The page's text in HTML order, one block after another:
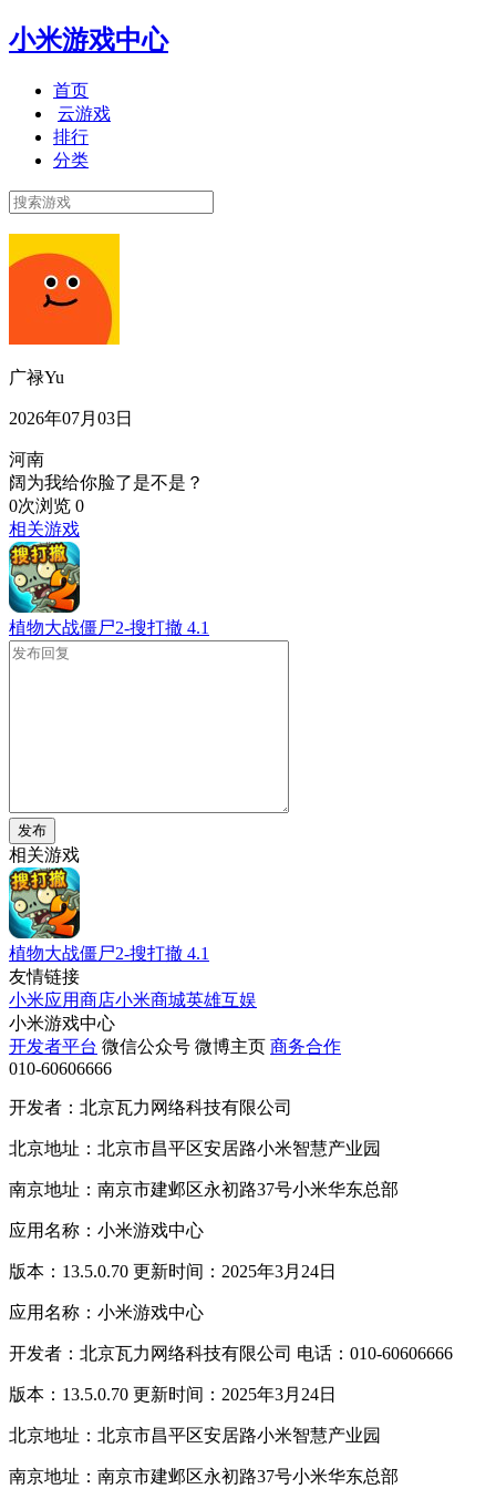
小米游戏中心
首页
云游戏
排行
分类
广禄Yu
2026年07月03日
河南
阔为我给你脸了是不是？
0次浏览 0
相关游戏
植物大战僵尸2-搜打撤 4.1
发布
相关游戏
植物大战僵尸2-搜打撤 4.1
友情链接
小米应用商店小米商城英雄互娱
小米游戏中心
开发者平台 微信公众号 微博主页 商务合作
010-60606666
开发者：北京瓦力网络科技有限公司
北京地址：北京市昌平区安居路小米智慧产业园
南京地址：南京市建邺区永初路37号小米华东总部
应用名称：小米游戏中心
版本：13.5.0.70 更新时间：2025年3月24日
应用名称：小米游戏中心
开发者：北京瓦力网络科技有限公司 电话：010-60606666
版本：13.5.0.70 更新时间：2025年3月24日
北京地址：北京市昌平区安居路小米智慧产业园
南京地址：南京市建邺区永初路37号小米华东总部